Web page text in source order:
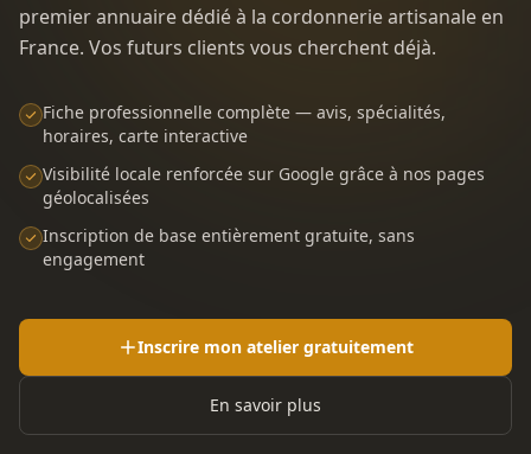
premier annuaire dédié à la cordonnerie artisanale en
France. Vos futurs clients vous cherchent déjà.
Fiche professionnelle complète — avis, spécialités,
horaires, carte interactive
Visibilité locale renforcée sur Google grâce à nos pages
géolocalisées
Inscription de base entièrement gratuite, sans
engagement
Inscrire mon atelier gratuitement
En savoir plus